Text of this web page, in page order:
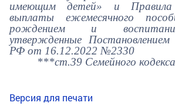
имеющим детей» и Правила
выплаты ежемесячного
рождением и
утвержденные Постановлением
РФ от 16.12.2022 №2330
***ст.39 Семейного
Версия для печати